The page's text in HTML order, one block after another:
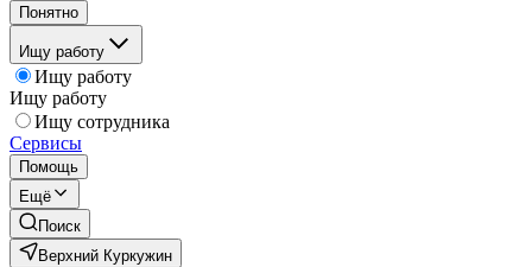
Понятно
Ищу работу
Ищу работу
Ищу работу
Ищу сотрудника
Сервисы
Помощь
Ещё
Поиск
Верхний Куркужин